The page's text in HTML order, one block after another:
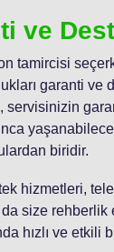
ve
tamircisi
garanti ve
servisinizin
biridir.
hizmetleri,
size rehberlik
hızlı ve etkili